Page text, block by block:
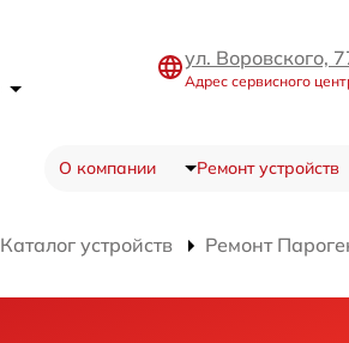
ул. Воровского,
Адрес сервисного
О компании Ремонт устройств
Каталог устройств Ремонт